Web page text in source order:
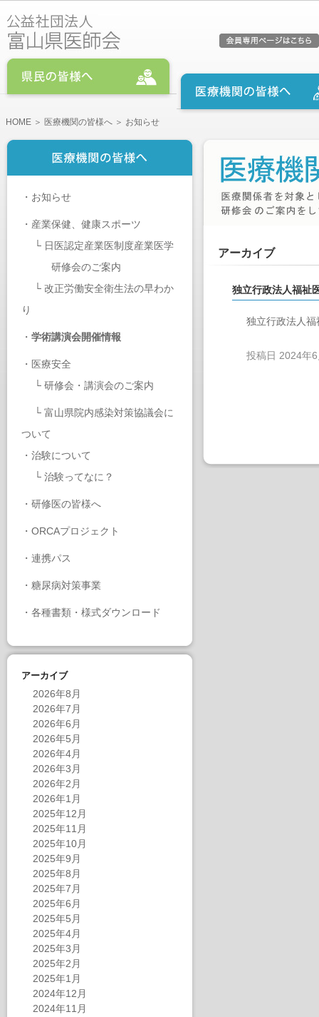
HOME ＞ 医療機関の皆様へ ＞ お知らせ
・ お知らせ
・ 産業保健、健康スポーツ
└ 日医認定産業医制度産業医学
研修会のご案内
└ 改正労働安全衛生法の早わか
り
・ 学術講演会開催情報
・ 医療安全
└ 研修会・講演会のご案内
└ 富山県院内感染対策協議会に
ついて
・ 治験について
└ 治験ってなに？
・ 研修医の皆様へ
・ ORCAプロジェクト
・ 連携パス
・ 糖尿病対策事業
・ 各種書類・様式ダウンロード
アーカイブ
2026年8月
2026年7月
2026年6月
2026年5月
2026年4月
2026年3月
2026年2月
2026年1月
2025年12月
2025年11月
2025年10月
2025年9月
2025年8月
2025年7月
2025年6月
2025年5月
2025年4月
2025年3月
2025年2月
2025年1月
2024年12月
2024年11月
アーカイブ
独立行政法人福祉
独立行政法人
投稿日 2024年